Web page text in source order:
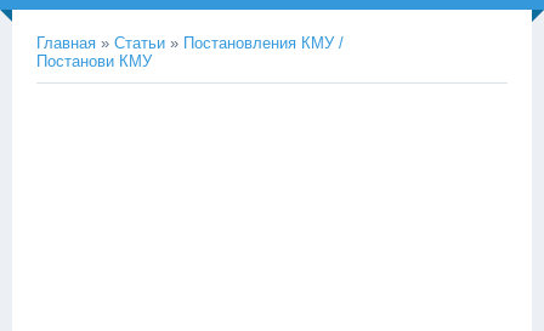
Главная » Статьи » Постановления КМУ /
Постанови КМУ